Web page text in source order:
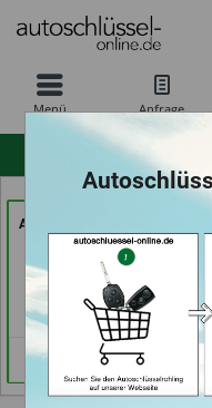
Menü Anfrage
AutoSchlüssel BerliN (in
Berlin)
Händlerprofil